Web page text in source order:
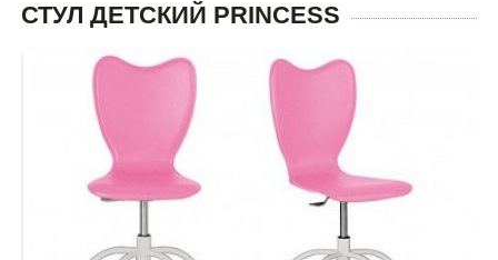
СТУЛ ДЕТСКИЙ PRINCESS